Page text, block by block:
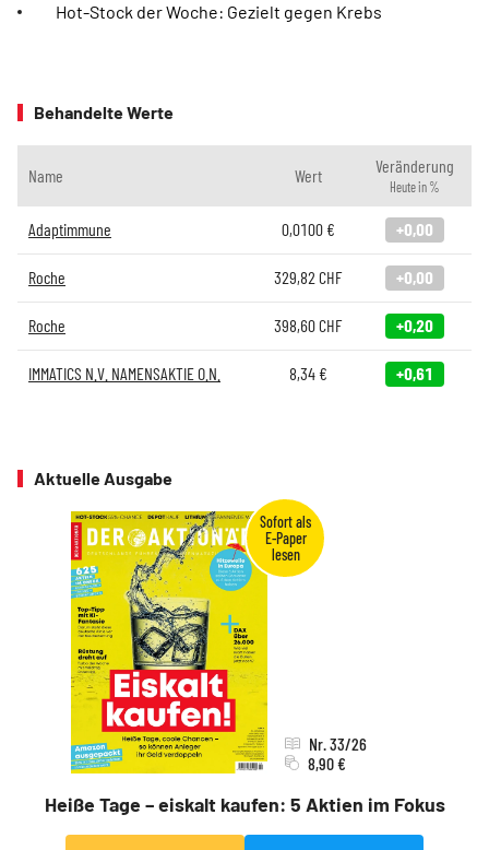
Hot-Stock der Woche: Gezielt gegen Krebs
Behandelte Werte
Name Wert Veränderung
Heute in %
Adaptimmune 0,0100€ +0,00
Roche 329,82 CHF +0,00
Roche 398,60CHF +0,20
IMMATICS N.V. NAMENSAKTIE O.N. 8,34€ +0,61
Aktuelle Ausgabe
Heiße Tage – eiskalt kaufen: 5 Aktien im Fokus
Nr. 33/26
8,90 €